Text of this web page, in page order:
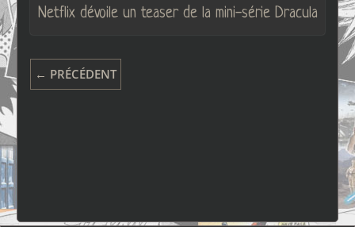
Netflix dévoile un teaser de la mini-série Dracula
← PRÉCÉDENT